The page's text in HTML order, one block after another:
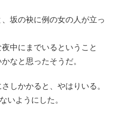
坂の袂に例の女の人が立っ
中にまでいるということ
なと思ったそうだ。
しかかると、やはりいる。
いようにした。